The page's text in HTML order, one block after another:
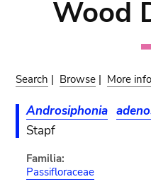
Wood
Search | Browse | More
Androsiphonia
Stapf
Familia:
Passifloraceae